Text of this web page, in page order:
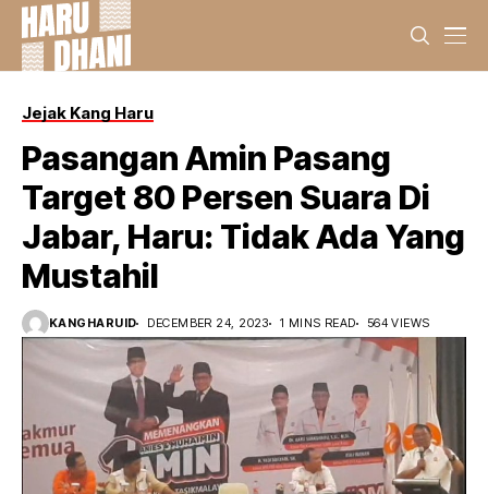
Jejak Kang Haru
Pasangan Amin Pasang
Target 80 Persen Suara Di
Jabar, Haru: Tidak Ada Yang
Mustahil
KANGHARUID DECEMBER 24, 2023 1 MINS READ 564 VIEWS